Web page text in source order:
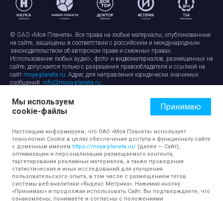
© ОАО «Моя Планета». Все права на любые материалы, опубликованные
на сайте, защищены в соответствии с российским и международным
законодательством об авторском праве и смежных правах.
Использование любых аудио-, фото- и видеоматериалов, размещенных на
сайте, допускается только с разрешения правообладателя и ссылкой на
сайт moya-planeta.ru. Адрес для направления юридически значимых
сообщений: info@moya-planeta.ru.
Правила сайтаРабота с cookie-файлами
Защита персональных данных
Обработка персональных данных
Мы используем
cookie-файлы
Принимаю
Настоящим информируем, что ОАО «Моя Планета» использует
технологию Cookie в целях обеспечения доступа к функционалу сайта
с доменным именем https://moya-planeta.ru/ (далее — Сайт),
оптимизации и персонализации размещаемого контента,
таргетирования рекламных материалов, а также проведения
статистических и иных исследований для улучшения
пользовательского опыта, в том числе с размещением тегов
системы веб-аналитики «Яндекс Метрика». Нажимая кнопку
«Принимаю» и продолжая использовать Сайт, Вы подтверждаете, что
ознакомлены, понимаете и согласны с положениями